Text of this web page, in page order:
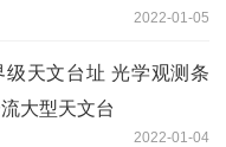
2022-01-05
级天文台址 光学观测条
大型天文台
2022-01-04